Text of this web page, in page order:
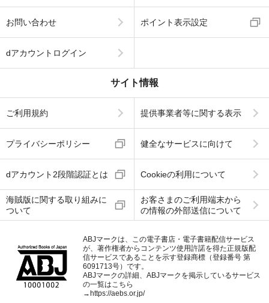
お問い合わせ ポイント表示設定
dアカウントログイン
サイト情報
ご利用規約 提供事業者等に関する表示
プライバシーポリシー 健全なサービスに向けて
dアカウント2段階認証とは Cookieの利用について
海賊版に関する取り組みに
ついて
お客さまのご利用端末から
の情報の外部送信について
ABJマークは、この電子書店・電子書籍配信サービス
が、著作権者からコンテンツ使用許諾を得た正規版配
信サービスであることを示す登録商標（登録番号 第
6091713号）です。
ABJマークの詳細、ABJマークを掲示しているサービス
の一覧はこちら
→https://aebs.or.jp/